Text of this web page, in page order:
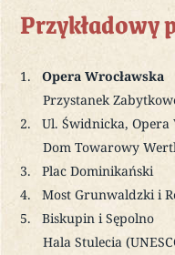
Przykładowy
Opera Wrocławska
Przystanek
Ul. Świdnicka,
Dom Towarowy
Plac Dominikański
Most Grunwaldzki i
Biskupin i Sępolno
Hala Stulecia